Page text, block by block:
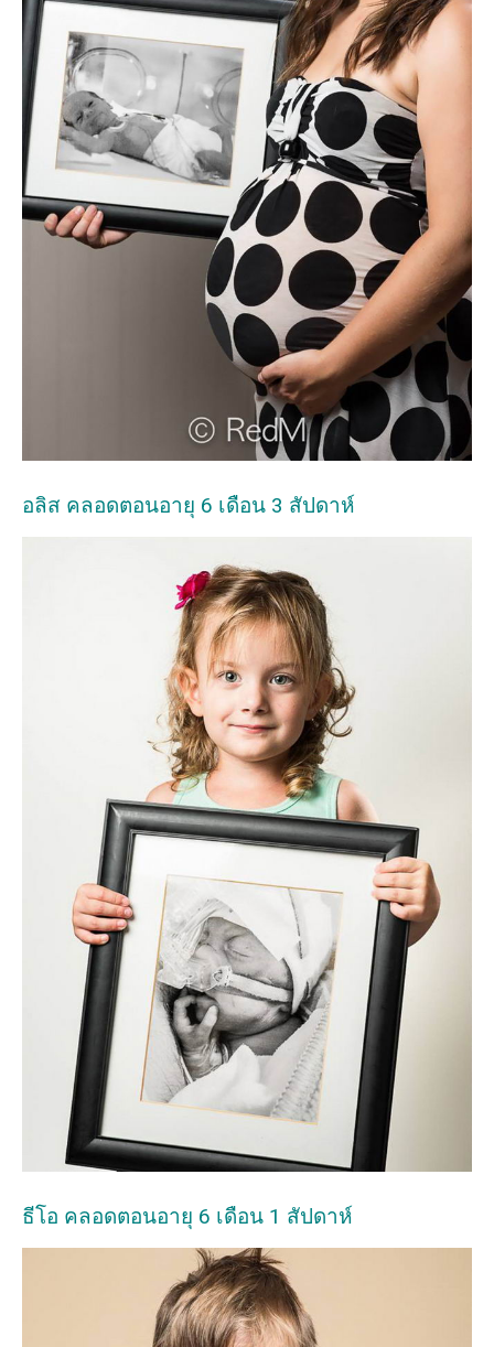
อลิส คลอดตอนอายุ 6 เดือน 3 สัปดาห์
ธีโอ คลอดตอนอายุ 6 เดือน 1 สัปดาห์